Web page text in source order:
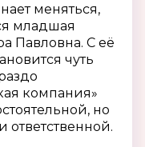
меняться,
младшая
Павловна. С её
чуть
компания»
но
ответственной.